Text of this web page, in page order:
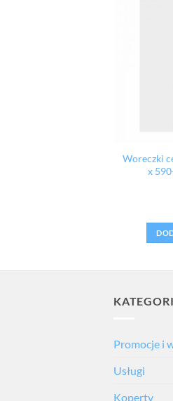
Woreczki
x
Promocje i
Usługi
Koperty